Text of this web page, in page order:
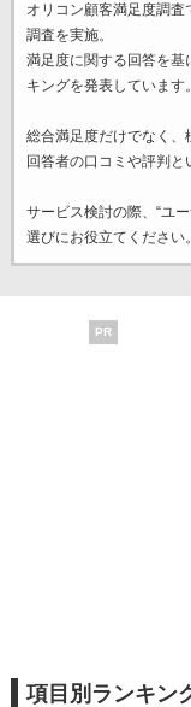
オリコン顧客満足度調
調査を実施。
満足度に関する回答を基
キングを発表しています。
総合満足度だけでなく、
回答者の口コミや評判と
サービス検討の際、“ユ
選びにお役立てください。
PR
項目別ランキン